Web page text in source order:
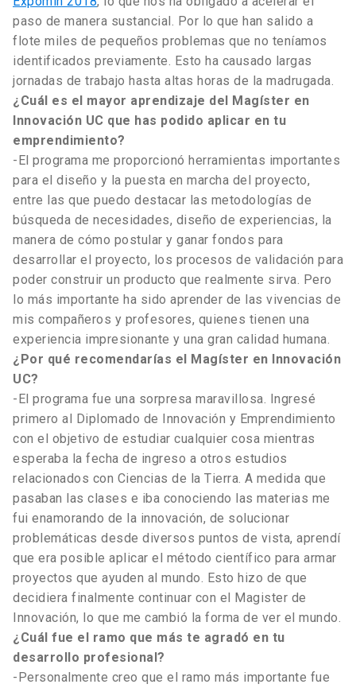
paso de manera sustancial. Por lo que han salido a
flote miles de pequeños problemas que no teníamos
identificados previamente. Esto ha causado largas
jornadas de trabajo hasta altas horas de la madrugada.
¿Cuál es el mayor aprendizaje del Magíster en
Innovación UC que has podido aplicar en tu
emprendimiento?
-El programa me proporcionó herramientas importantes
para el diseño y la puesta en marcha del proyecto,
entre las que puedo destacar las metodologías de
búsqueda de necesidades, diseño de experiencias, la
manera de cómo postular y ganar fondos para
desarrollar el proyecto, los procesos de validación para
poder construir un producto que realmente sirva. Pero
lo más importante ha sido aprender de las vivencias de
mis compañeros y profesores, quienes tienen una
experiencia impresionante y una gran calidad humana.
¿Por qué recomendarías el Magíster en Innovación
UC?
-El programa fue una sorpresa maravillosa. Ingresé
primero al Diplomado de Innovación y Emprendimiento
con el objetivo de estudiar cualquier cosa mientras
esperaba la fecha de ingreso a otros estudios
relacionados con Ciencias de la Tierra. A medida que
pasaban las clases e iba conociendo las materias me
fui enamorando de la innovación, de solucionar
problemáticas desde diversos puntos de vista, aprendí
que era posible aplicar el método científico para armar
proyectos que ayuden al mundo. Esto hizo de que
decidiera finalmente continuar con el Magister de
Innovación, lo que me cambió la forma de ver el mundo.
¿Cuál fue el ramo que más te agradó en tu
desarrollo profesional?
-Personalmente creo que el ramo más importante fue